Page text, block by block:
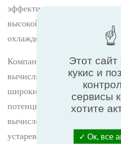
эффективное управление
высокой плотности,
охлаждение.
Компания Vertiv имеет
вычислительных сред
широким спектром
потенциалом для
вычислениям высокой
устаревших
Этот сайт
кукис и
сервисы
хотите
Ок, все